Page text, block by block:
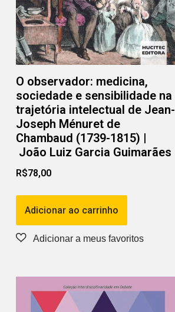
O observador: medicina,
sociedade e sensibilidade na
trajetória intelectual de Jean-
Joseph Ménuret de
Chambaud (1739-1815) |
João Luiz Garcia Guimarães
R$78,00
Adicionar ao carrinho